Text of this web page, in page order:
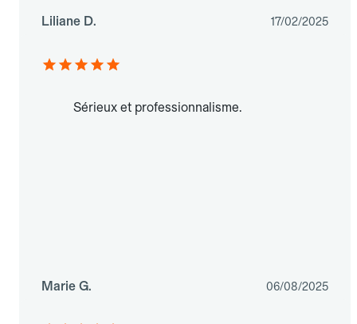
Liliane D. 17/02/2025
Sérieux et professionnalisme.
Marie G. 06/08/2025